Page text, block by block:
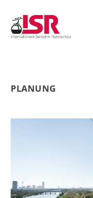
PLANUNG